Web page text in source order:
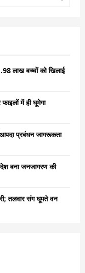
लाख बच्चों को खिलाई
में ही घूमेगा
आपदा प्रबंधन जागरूकता
बना जनजागरण की
तलवार संग घूमते वन